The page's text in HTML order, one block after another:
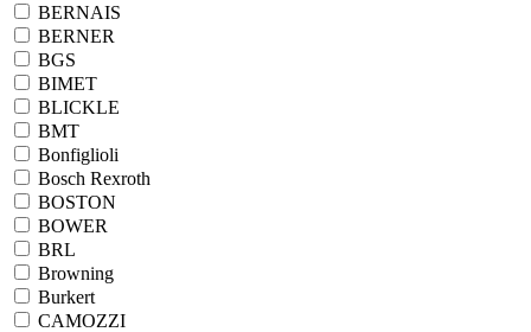
BERNAIS
BERNER
BGS
BIMET
BLICKLE
BMT
Bonfiglioli
Bosch Rexroth
BOSTON
BOWER
BRL
Browning
Burkert
CAMOZZI